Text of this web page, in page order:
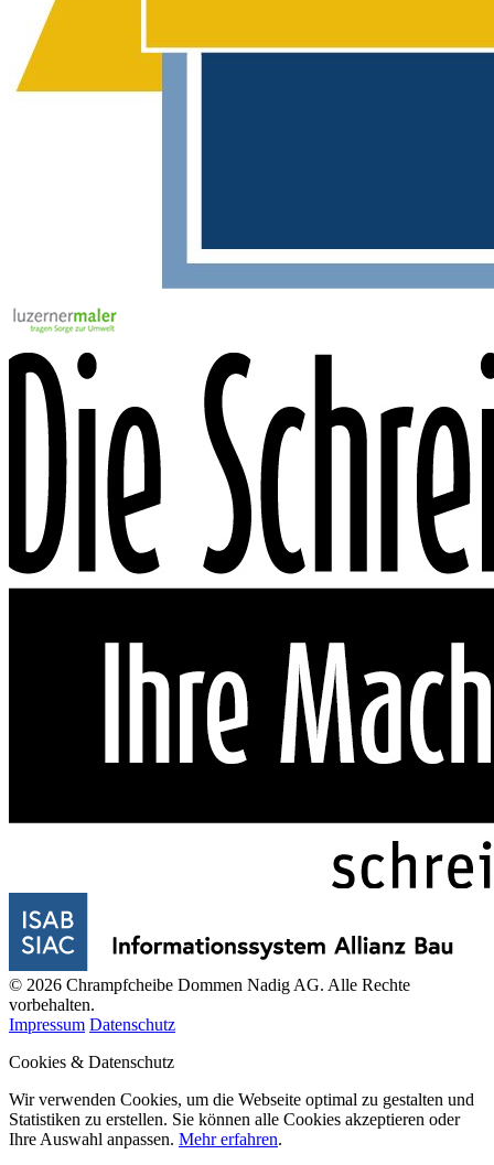
© 2026 Chrampfcheibe Dommen Nadig AG. Alle Rechte
vorbehalten.
Impressum Datenschutz
Cookies & Datenschutz
Wir verwenden Cookies, um die Webseite optimal zu gestalten und
Statistiken zu erstellen. Sie können alle Cookies akzeptieren oder
Ihre Auswahl anpassen. Mehr erfahren.